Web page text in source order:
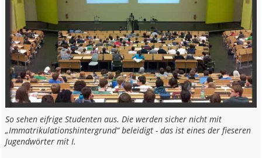
So sehen eifrige Studenten aus. Die werden sicher nicht mit
„Immatrikulationshintergrund“ beleidigt - das ist eines der fieseren
Jugendwörter mit I.